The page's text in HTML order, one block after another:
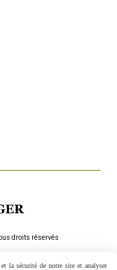
droits réservés
la sécurité de notre site et analyser